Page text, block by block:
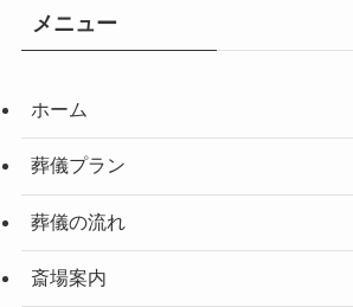
メニュー
ホーム
葬儀プラン
葬儀の流れ
斎場案内